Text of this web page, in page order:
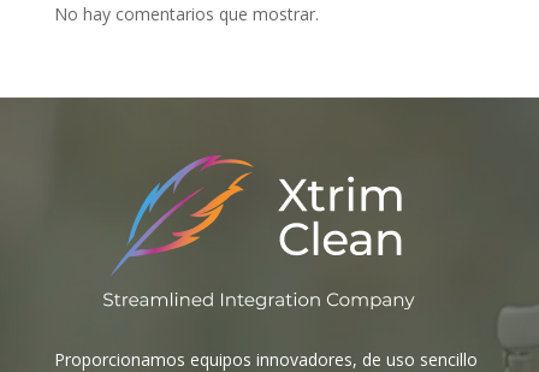
No hay comentarios que mostrar.
Proporcionamos equipos innovadores, de uso sencillo